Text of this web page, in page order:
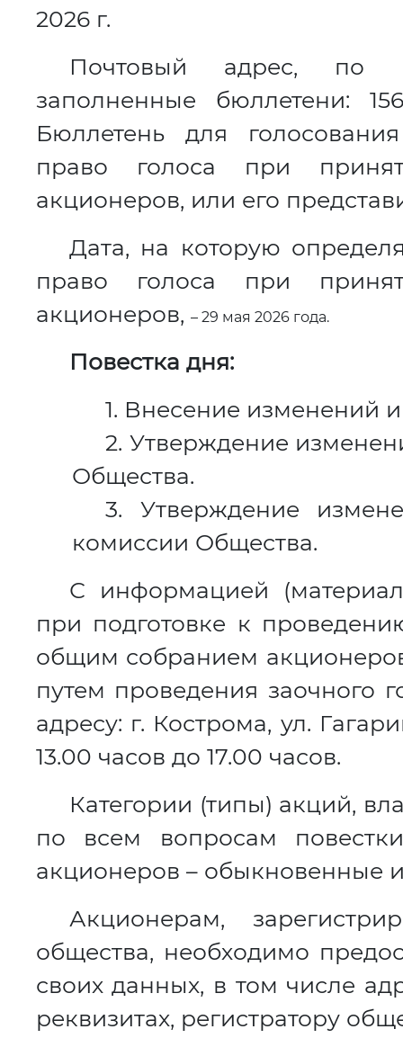
2026 г.
Почтовый адрес, по
заполненные бюллетени:
Бюллетень для
право голоса при
акционеров, или его
Дата, на которую
право голоса при
акционеров, –29 мая 2026 года.
Повестка дня:
1. Внесение изменений
2. Утверждение
Общества.
3. Утверждение
комиссии Общества.
С информацией
при подготовке к
общим собранием
путем проведения заочного
адресу: г. Кострома, ул.
13.00 часов до 17.00 часов.
Категории (типы) акций,
по всем вопросам
акционеров – обыкновенные
Акционерам,
общества, необходимо
своих данных, в том числе
реквизитах, регистратору